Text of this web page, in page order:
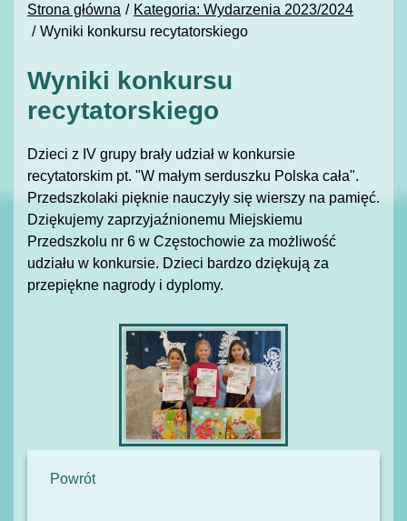
Strona główna
Kategoria: Wydarzenia 2023/2024
Wyniki konkursu recytatorskiego
Wyniki konkursu
recytatorskiego
Dzieci z IV grupy brały udział w konkursie
recytatorskim pt. "W małym serduszku Polska cała".
Przedszkolaki pięknie nauczyły się wierszy na pamięć.
Dziękujemy zaprzyjaźnionemu Miejskiemu
Przedszkolu nr 6 w Częstochowie za możliwość
udziału w konkursie. Dzieci bardzo dziękują za
przepiękne nagrody i dyplomy.
Powrót